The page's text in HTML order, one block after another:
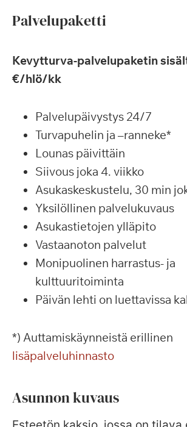
Palvelupaketti
Kevytturva-palvelupaketin
€/hlö/kk
Palvelupäivystys 24/7
Turvapuhelin ja –ranneke*
Lounas päivittäin
Siivous joka 4. viikko
Asukaskeskustelu, 30 min
Yksilöllinen palvelukuvaus
Asukastietojen ylläpito
Vastaanoton palvelut
Monipuolinen harrastus- ja
kulttuuritoiminta
Päivän lehti on luettavissa
*) Auttamiskäynneistä erillinen
lisäpalveluhinnasto
Asunnon kuvaus